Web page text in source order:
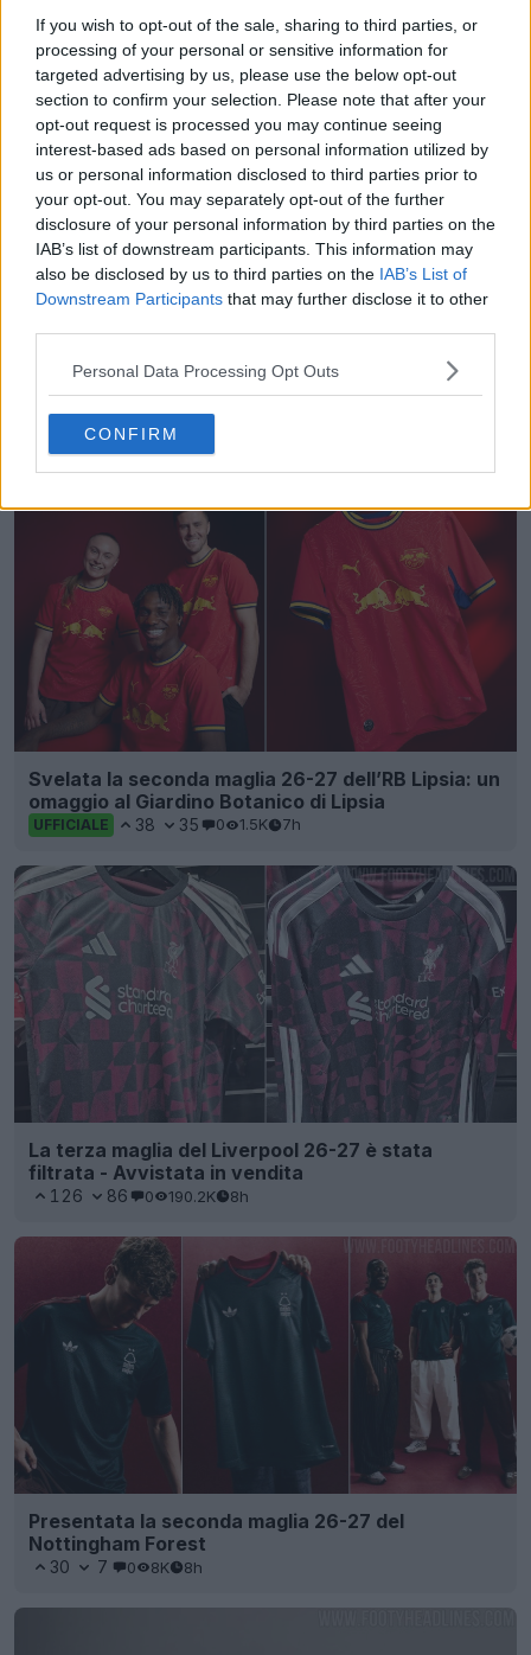
If you wish to opt-out of the sale, sharing to third parties, or
processing of your personal or sensitive information for
targeted advertising by us, please use the below opt-out
section to confirm your selection. Please note that after your
opt-out request is processed you may continue seeing
interest-based ads based on personal information utilized by
us or personal information disclosed to third parties prior to
your opt-out. You may separately opt-out of the further
disclosure of your personal information by third parties on the
IAB’s list of downstream participants. This information may
also be disclosed by us to third parties on the IAB’s List of
Downstream Participants that may further disclose it to other
Personal Data Processing Opt Outs
CONFIRM
Svelata la seconda maglia 26-27 dell’RB Lipsia: un
omaggio al Giardino Botanico di Lipsia
UFFICIALE 38 35 0 1.5K 7h
La terza maglia del Liverpool 26-27 è stata
filtrata - Avvistata in vendita
126 86 0 190.2K 8h
Presentata la seconda maglia 26-27 del
Nottingham Forest
30 7 0 8K 8h